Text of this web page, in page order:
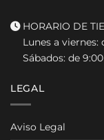
HORARIO DE
Lunes a viernes:
Sábados: de 9:00
LEGAL
Aviso Legal